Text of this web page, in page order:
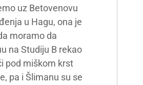
uz Betovenovu
u Hagu, ona je
moramo da
na Studiju B rekao
pod miškom krst
pa i Šlimanu su se